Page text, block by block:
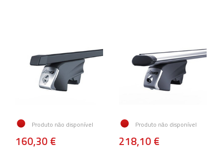
Produto não disponível
160,30 €
Produto não disponível
218,10 €